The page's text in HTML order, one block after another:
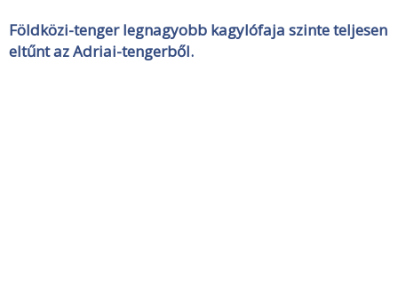
Földközi-tenger legnagyobb kagylófaja szinte teljesen
eltűnt az Adriai-tengerből.